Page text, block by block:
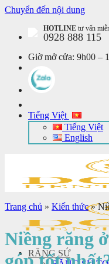
Chuyển đến nội dung
HOTLINE tư vấn
0928 888 115
Giờ mở cửa: 9h00 –
Tiếng Việt
Tiếng Việt
English
RĂNG SỨ
Trang chủ » Kiến thức»
Niềng răng